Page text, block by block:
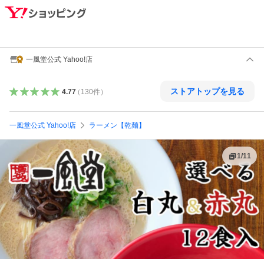
一風堂公式 Yahoo!店
4.77（ 130件） ストアトップを見る
一風堂公式 Yahoo!店 ラーメン【乾麺】
1/11